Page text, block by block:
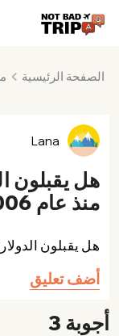
الصفحة الرئيسية
Lana
هل يقبلون
منذ عام 2006؟
هل يقبلون
أضف تعليق
أجوبة 3